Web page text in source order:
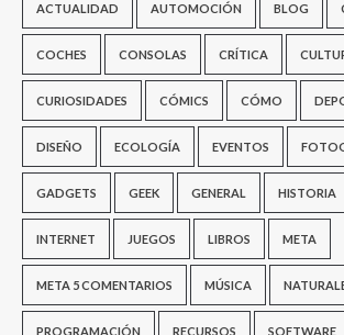
ACTUALIDAD AUTOMOCIÓN BLOG
COCHES CONSOLAS CRÍTICA
CURIOSIDADES CÓMICS CÓMO
DISEÑO ECOLOGÍA EVENTOS
GADGETS GEEK GENERAL HISTORIA
INTERNET JUEGOS LIBROS META
META 5 COMENTARIOS MÚSICA
PROGRAMACIÓN RECURSOS SOFTWARE